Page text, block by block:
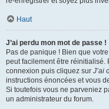
Haut
J’ai perdu mon mot de passe !
Pas de panique ! Bien que
peut facilement être réinitialisé.
connexion puis cliquez sur J’ai
instructions énoncées et vous
Si toutefois vous ne parveniez
un administrateur du forum.